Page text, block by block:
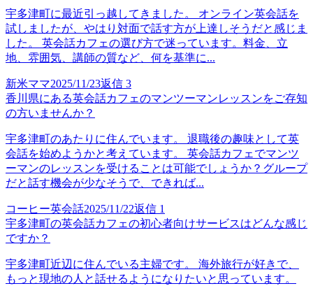
宇多津町に最近引っ越してきました。 オンライン英会話を
試しましたが、やはり対面で話す方が上達しそうだと感じま
した。 英会話カフェの選び方で迷っています。料金、立
地、雰囲気、講師の質など、何を基準に...
新米ママ2025/11/23返信 3
香川県にある英会話カフェのマンツーマンレッスンをご存知
の方いませんか？
宇多津町のあたりに住んでいます。 退職後の趣味として英
会話を始めようかと考えています。 英会話カフェでマンツ
ーマンのレッスンを受けることは可能でしょうか？グループ
だと話す機会が少なそうで、できれば...
コーヒー英会話2025/11/22返信 1
宇多津町の英会話カフェの初心者向けサービスはどんな感じ
ですか？
宇多津町近辺に住んでいる主婦です。 海外旅行が好きで、
もっと現地の人と話せるようになりたいと思っています。